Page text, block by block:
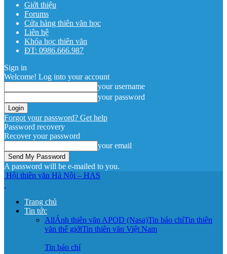
Giới thiệu
Forums
Cửa hàng thiên văn học
Liên hệ
Khóa học thiên văn
ĐT: 0986.666.987
Sign in
Welcome! Log into your account
your username
your password
Forgot your password? Get help
Password recovery
Recover your password
your email
A password will be e-mailed to you.
Hội thiên văn Hà Nội – HAS
Trang chủ
Tin tức
AllẢnh thiên văn APOD (Nasa)Tin báo chíTin thiên
văn thế giớiTin thiên văn Việt Nam
Tin báo chí